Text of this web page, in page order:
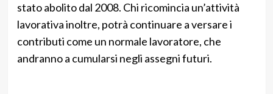
stato abolito dal 2008. Chi ricomincia un’attività
lavorativa inoltre, potrà continuare a versare i
contributi come un normale lavoratore, che
andranno a cumularsi negli assegni futuri.